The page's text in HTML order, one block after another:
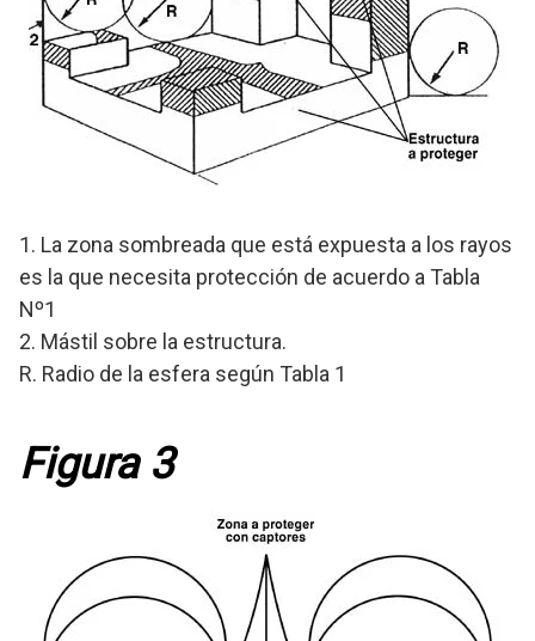
1. La zona sombreada que está expuesta a los rayos
es la que necesita protección de acuerdo a Tabla
Nº1
2. Mástil sobre la estructura.
R. Radio de la esfera según Tabla 1
Figura 3